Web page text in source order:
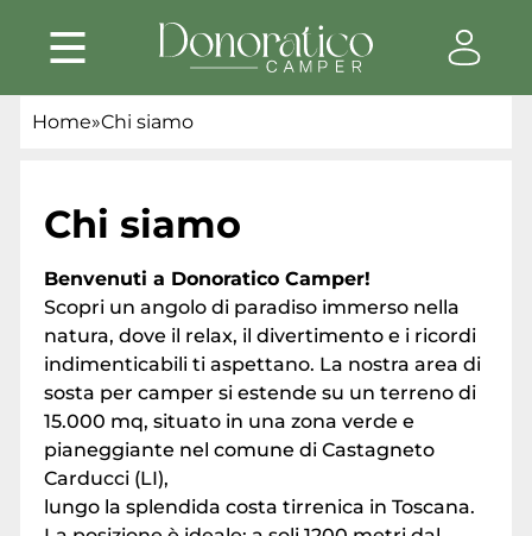
Home»Chi siamo
Chi siamo
Benvenuti a Donoratico Camper!
Scopri un angolo di paradiso immerso nella
natura, dove il relax, il divertimento e i ricordi
indimenticabili ti aspettano. La nostra area di
sosta per camper si estende su un terreno di
15.000 mq, situato in una zona verde e
pianeggiante nel comune di Castagneto
Carducci (LI),
lungo la splendida costa tirrenica in Toscana.